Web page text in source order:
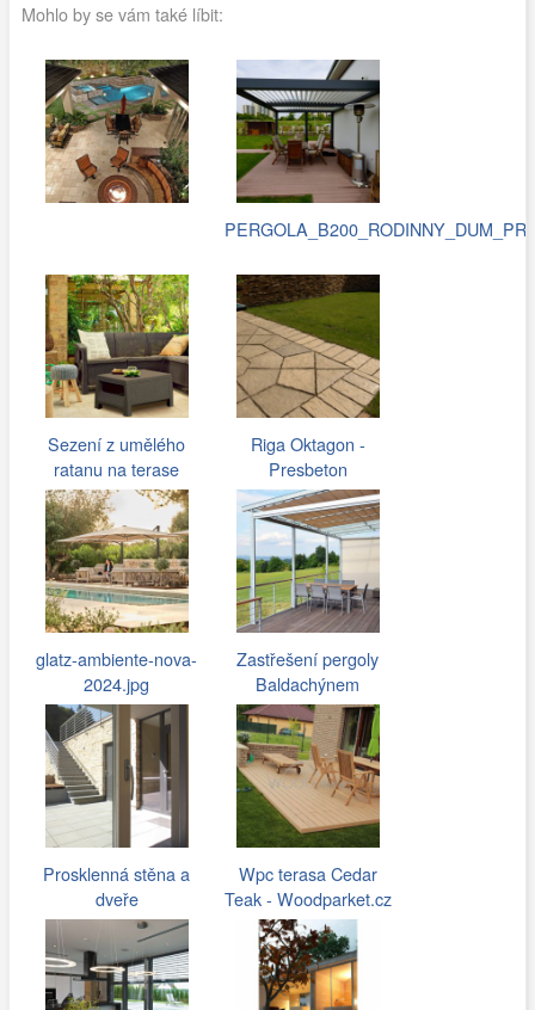
Mohlo by se vám také líbit:
Sezení z umělého
ratanu na terase
Riga Oktagon -
Presbeton
glatz-ambiente-nova-
2024.jpg
Zastřešení pergoly
Baldachýnem
Prosklenná stěna a
dveře
Wpc terasa Cedar
Teak - Woodparket.cz